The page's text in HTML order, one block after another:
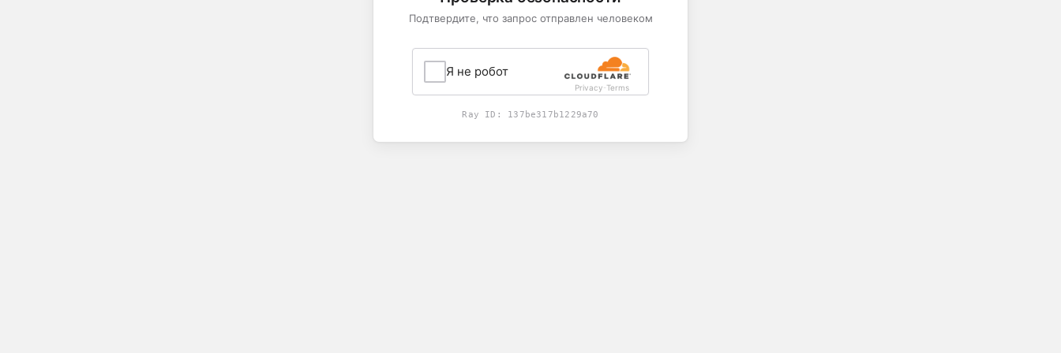
Подтвердите, что запрос отправлен человеком
Я не робот
Privacy-Terms
Ray ID: 137be317b1229a70